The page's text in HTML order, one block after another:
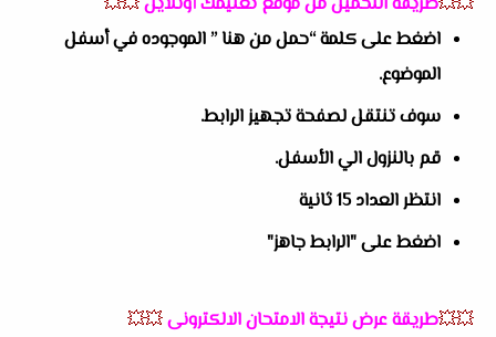
اضغط على كلمة “حمل من هنا ” الموجوده في أسفل
الموضوع.
سوف تنتقل لصفحة تجهيز الرابط.
قم بالنزول الي الأسفل.
انتظر العداد 15 ثانية
اضغط على "الرابط جاهز"
💥💥طريقة عرض نتيجة الامتحان الالكترونى💥💥